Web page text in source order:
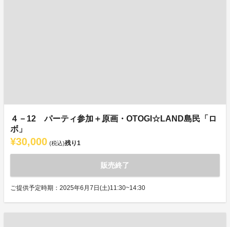
４－12 パーティ参加＋原画・OTOGI☆LAND島民「ロ
ボ」
¥30,000 (税込)残り1
販売終了
ご提供予定時期：2025年6月7日(土)11:30~14:30